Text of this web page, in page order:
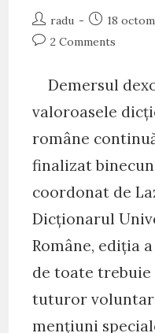
Post
author:
radu
Post
published:
18
Post2 Comments
Demersul
valoroasele
române
finalizat
coordonat de
Dicționarul
Române, ediția
de toate
tuturor
mențiuni